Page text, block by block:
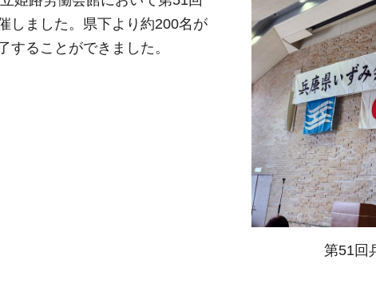
しました。県下より約200名が
することができました。
第51回